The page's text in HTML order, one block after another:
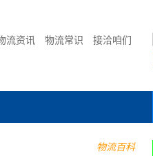
流资讯 物流常识 接洽咱们
物流百科